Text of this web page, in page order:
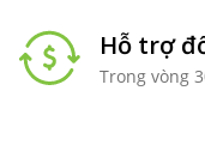
Hỗ trợ
Trong vòng